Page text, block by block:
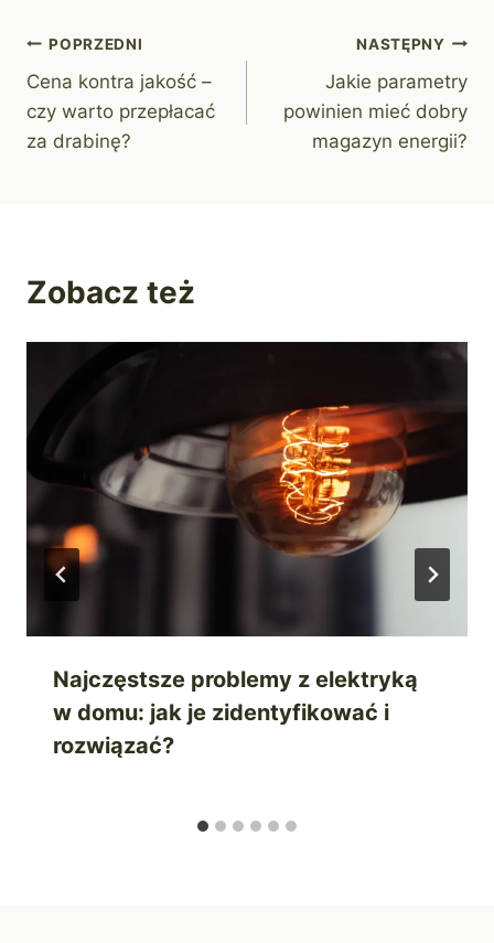
Nawigacja
wpisu
POPRZEDNI
Cena kontra jakość –
czy warto przepłacać
za drabinę?
NASTĘPNY
Jakie parametry
powinien mieć dobry
magazyn energii?
Zobacz też
Najczęstsze problemy z elektryką
w domu: jak je zidentyfikować i
rozwiązać?